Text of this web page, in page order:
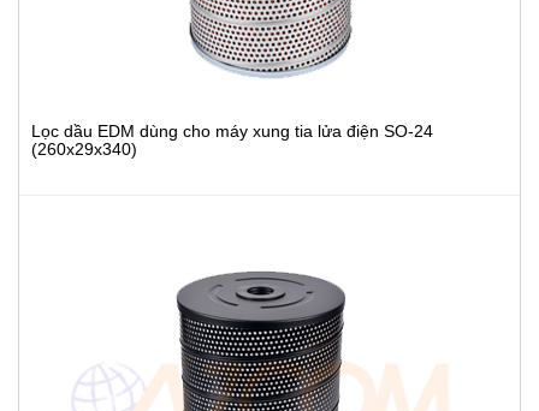
Lọc dầu EDM dùng cho máy xung tia lửa điện SO-24
(260x29x340)